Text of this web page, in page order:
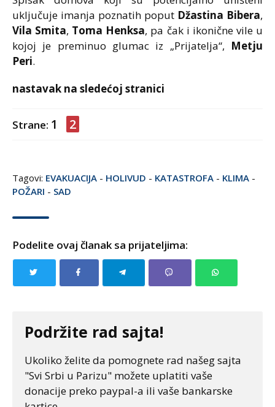
uključuje imanja poznatih poput Džastina Bibera,
Vila Smita, Toma Henksa, pa čak i ikonične vile u
kojoj je preminuo glumac iz „Prijatelja“, Metju
Peri.
nastavak na sledećoj stranici
Strane: 1 2
Tagovi: EVAKUACIJA - HOLIVUD - KATASTROFA - KLIMA -
POŽARI - SAD
Podelite ovaj članak sa prijateljima:
Podržite rad sajta!
Ukoliko želite da pomognete rad našeg sajta
"Svi Srbi u Parizu" možete uplatiti vaše
donacije preko paypal-a ili vaše bankarske